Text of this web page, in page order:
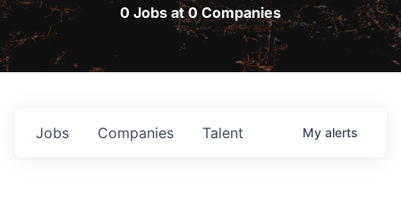
0 Jobs at 0 Companies
Jobs Companies Talent My alerts